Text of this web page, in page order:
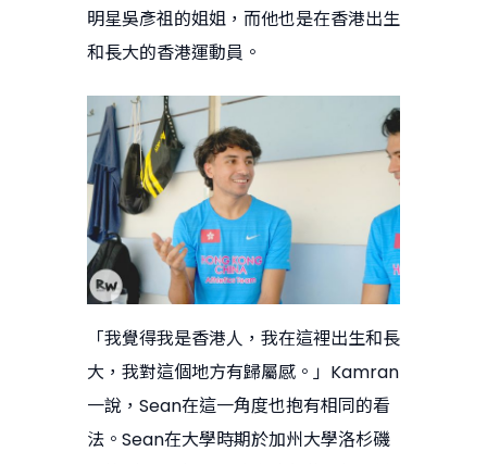
明星吳彥祖的姐姐，而他也是在香港出生
和長大的香港運動員。
「我覺得我是香港人，我在這裡出生和長
大，我對這個地方有歸屬感。」Kamran
一說，Sean在這一角度也抱有相同的看
法。Sean在大學時期於加州大學洛杉磯